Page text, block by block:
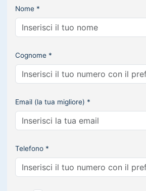
Nome *
Cognome *
Email (la tua migliore) *
Telefono *